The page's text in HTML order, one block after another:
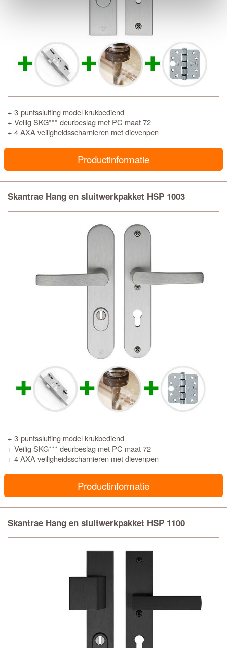
+ 3-puntssluiting model krukbediend
+ Veilig SKG*** deurbeslag met PC maat 72
+ 4 AXA veiligheidsscharnieren met dievenpen
Productinformatie
Skantrae Hang en sluitwerkpakket HSP 1003
+ 3-puntssluiting model krukbediend
+ Veilig SKG*** deurbeslag met PC maat 72
+ 4 AXA veiligheidsscharnieren met dievenpen
Productinformatie
Skantrae Hang en sluitwerkpakket HSP 1100